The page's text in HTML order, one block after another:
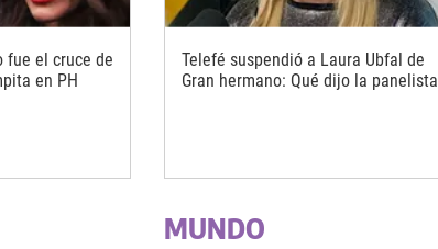
fue el cruce de
en PH
Telefé suspendió a Laura Ubfal de
Gran hermano: Qué dijo la panelista
MUNDO